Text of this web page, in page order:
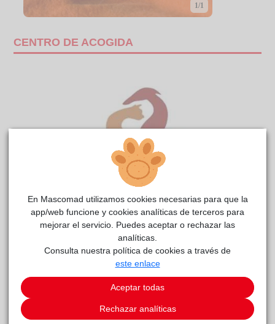
1/1
CENTRO DE ACOGIDA
IKER (URGENTE)reside actualmente en el centro de
Carácter
Conocer a Iker es enamorarte del todo de él… Es suuuuper
mimoso, cariñoso y simpático. Le encanta la gente, hará muy
En Mascomad utilizamos cookies necesarias para que la
app/web funcione y cookies analíticas de terceros para
mejorar el servicio. Puedes aceptar o rechazar las
analíticas.
Consulta nuestra política de cookies a través de
este enlace
Aceptar todas
Rechazar analíticas